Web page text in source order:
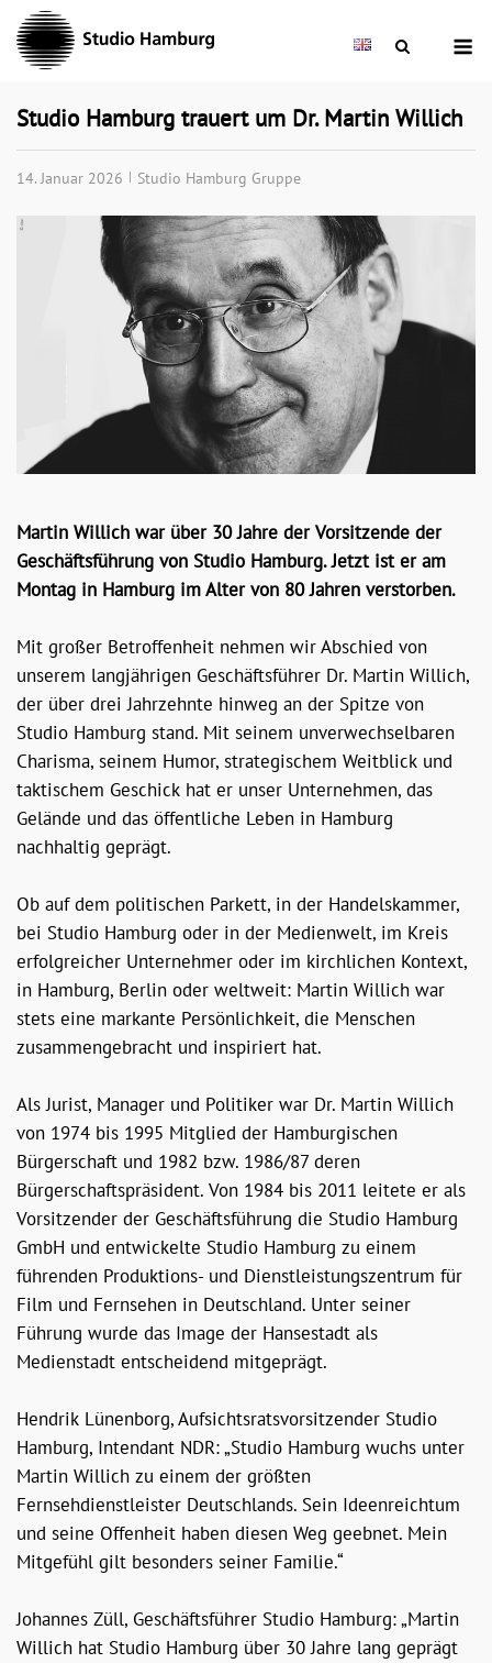
Skip
content
Studio Hamburg trauert um Dr. Martin Willich
14. Januar 2026 Studio Hamburg Gruppe
Martin Willich war über 30 Jahre der Vorsitzende der
Geschäftsführung von Studio Hamburg. Jetzt ist er am
Montag in Hamburg im Alter von 80 Jahren verstorben.
Mit großer Betroffenheit nehmen wir Abschied von
unserem langjährigen Geschäftsführer Dr. Martin Willich,
der über drei Jahrzehnte hinweg an der Spitze von
Studio Hamburg stand. Mit seinem unverwechselbaren
Charisma, seinem Humor, strategischem Weitblick und
taktischem Geschick hat er unser Unternehmen, das
Gelände und das öffentliche Leben in Hamburg
nachhaltig geprägt.
Ob auf dem politischen Parkett, in der Handelskammer,
bei Studio Hamburg oder in der Medienwelt, im Kreis
erfolgreicher Unternehmer oder im kirchlichen Kontext,
in Hamburg, Berlin oder weltweit: Martin Willich war
stets eine markante Persönlichkeit, die Menschen
zusammengebracht und inspiriert hat.
Als Jurist, Manager und Politiker war Dr. Martin Willich
von 1974 bis 1995 Mitglied der Hamburgischen
Bürgerschaft und 1982 bzw. 1986/87 deren
Bürgerschaftspräsident. Von 1984 bis 2011 leitete er als
Vorsitzender der Geschäftsführung die Studio Hamburg
GmbH und entwickelte Studio Hamburg zu einem
führenden Produktions- und Dienstleistungszentrum für
Film und Fernsehen in Deutschland. Unter seiner
Führung wurde das Image der Hansestadt als
Medienstadt entscheidend mitgeprägt.
Hendrik Lünenborg, Aufsichtsratsvorsitzender Studio
Hamburg, Intendant NDR: „Studio Hamburg wuchs unter
Martin Willich zu einem der größten
Fernsehdienstleister Deutschlands. Sein Ideenreichtum
und seine Offenheit haben diesen Weg geebnet. Mein
Mitgefühl gilt besonders seiner Familie.“
Johannes Züll, Geschäftsführer Studio Hamburg: „Martin
Willich hat Studio Hamburg über 30 Jahre lang geprägt